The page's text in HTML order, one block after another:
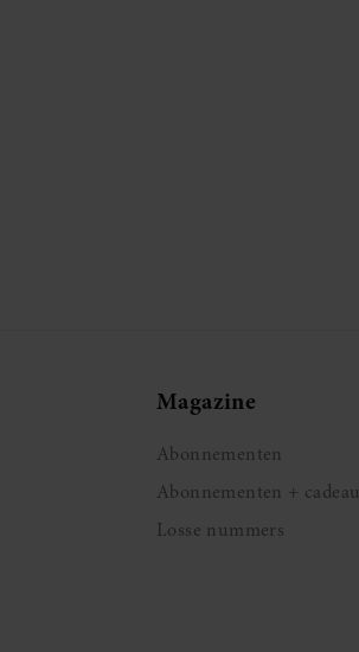
Magazine
Abonnementen
Abonnementen + cadeau
Losse nummers